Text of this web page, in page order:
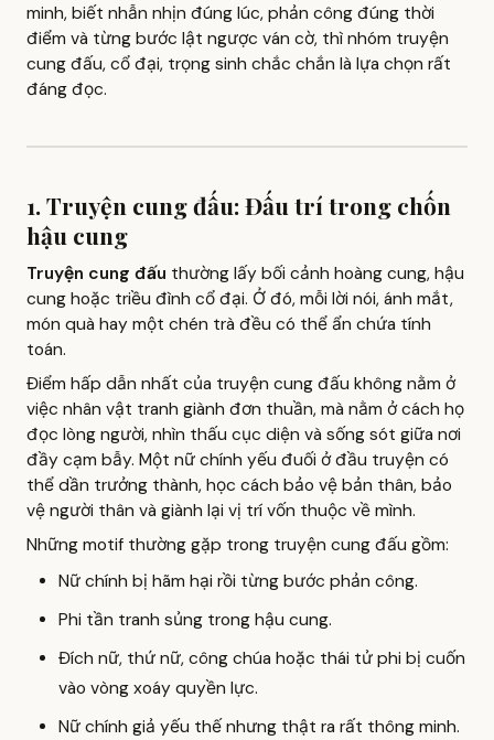
minh, biết nhẫn nhịn đúng lúc, phản công đúng thời
điểm và từng bước lật ngược ván cờ, thì nhóm truyện
cung đấu, cổ đại, trọng sinh chắc chắn là lựa chọn rất
đáng đọc.
1. Truyện cung đấu: Đấu trí trong chốn
hậu cung
Truyện cung đấu thường lấy bối cảnh hoàng cung, hậu
cung hoặc triều đình cổ đại. Ở đó, mỗi lời nói, ánh mắt,
món quà hay một chén trà đều có thể ẩn chứa tính
toán.
Điểm hấp dẫn nhất của truyện cung đấu không nằm ở
việc nhân vật tranh giành đơn thuần, mà nằm ở cách họ
đọc lòng người, nhìn thấu cục diện và sống sót giữa nơi
đầy cạm bẫy. Một nữ chính yếu đuối ở đầu truyện có
thể dần trưởng thành, học cách bảo vệ bản thân, bảo
vệ người thân và giành lại vị trí vốn thuộc về mình.
Những motif thường gặp trong truyện cung đấu gồm:
Nữ chính bị hãm hại rồi từng bước phản công.
Phi tần tranh sủng trong hậu cung.
Đích nữ, thứ nữ, công chúa hoặc thái tử phi bị cuốn
vào vòng xoáy quyền lực.
Nữ chính giả yếu thế nhưng thật ra rất thông minh.